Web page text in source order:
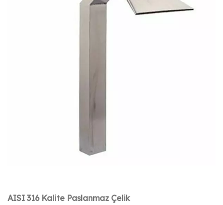
AISI 316 Kalite Paslanmaz Çelik